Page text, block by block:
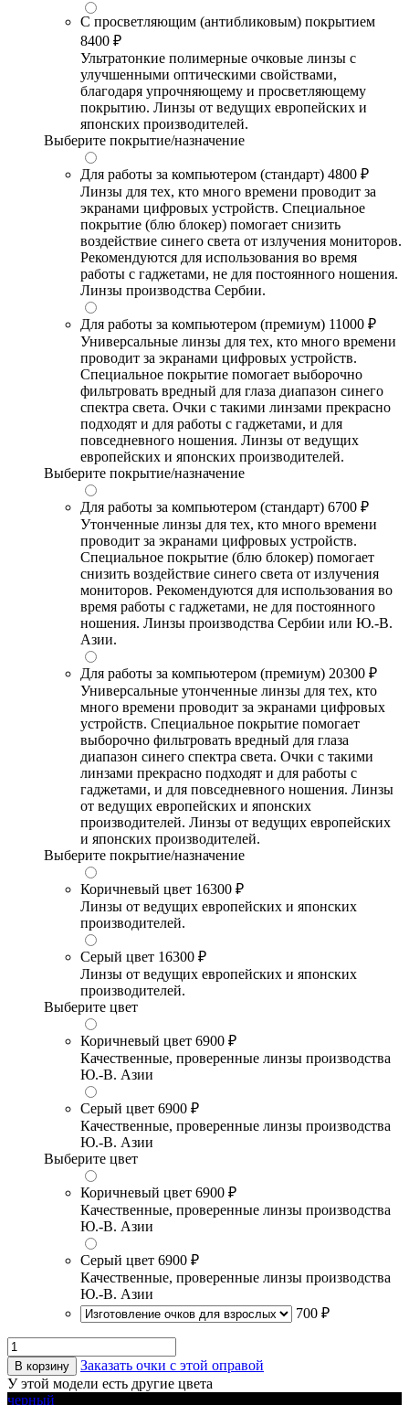
С просветляющим (антибликовым) покрытием
8400 ₽
Ультратонкие полимерные очковые линзы с
улучшенными оптическими свойствами,
благодаря упрочняющему и просветляющему
покрытию. Линзы от ведущих европейских и
японских производителей.
Выберите покрытие/назначение
Для работы за компьютером (стандарт) 4800 ₽
Линзы для тех, кто много времени проводит за
экранами цифровых устройств. Специальное
покрытие (блю блокер) помогает снизить
воздействие синего света от излучения мониторов.
Рекомендуются для использования во время
работы с гаджетами, не для постоянного ношения.
Линзы производства Сербии.
Для работы за компьютером (премиум) 11000 ₽
Универсальные линзы для тех, кто много времени
проводит за экранами цифровых устройств.
Специальное покрытие помогает выборочно
фильтровать вредный для глаза диапазон синего
спектра света. Очки с такими линзами прекрасно
подходят и для работы с гаджетами, и для
повседневного ношения. Линзы от ведущих
европейских и японских производителей.
Выберите покрытие/назначение
Для работы за компьютером (стандарт) 6700 ₽
Утонченные линзы для тех, кто много времени
проводит за экранами цифровых устройств.
Специальное покрытие (блю блокер) помогает
снизить воздействие синего света от излучения
мониторов. Рекомендуются для использования во
время работы с гаджетами, не для постоянного
ношения. Линзы производства Сербии или Ю.-В.
Азии.
Для работы за компьютером (премиум) 20300 ₽
Универсальные утонченные линзы для тех, кто
много времени проводит за экранами цифровых
устройств. Специальное покрытие помогает
выборочно фильтровать вредный для глаза
диапазон синего спектра света. Очки с такими
линзами прекрасно подходят и для работы с
гаджетами, и для повседневного ношения. Линзы
от ведущих европейских и японских
производителей. Линзы от ведущих европейских
и японских производителей.
Выберите покрытие/назначение
Коричневый цвет 16300 ₽
Линзы от ведущих европейских и японских
производителей.
Серый цвет 16300 ₽
Линзы от ведущих европейских и японских
производителей.
Выберите цвет
Коричневый цвет 6900 ₽
Качественные, проверенные линзы производства
Ю.-В. Азии
Серый цвет 6900 ₽
Качественные, проверенные линзы производства
Ю.-В. Азии
Выберите цвет
Коричневый цвет 6900 ₽
Качественные, проверенные линзы производства
Ю.-В. Азии
Серый цвет 6900 ₽
Качественные, проверенные линзы производства
Ю.-В. Азии
700 ₽
В корзину
Заказать очки с этой оправой
У этой модели есть другие цвета
черный